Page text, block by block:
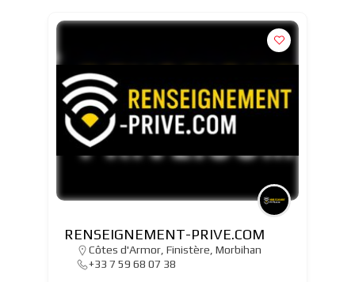
RENSEIGNEMENT-PRIVE.COM
Côtes d'Armor, Finistère Morbihan
+33 7 59 68 07 38